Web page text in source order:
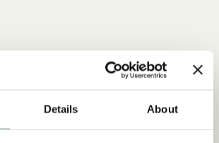
Details About